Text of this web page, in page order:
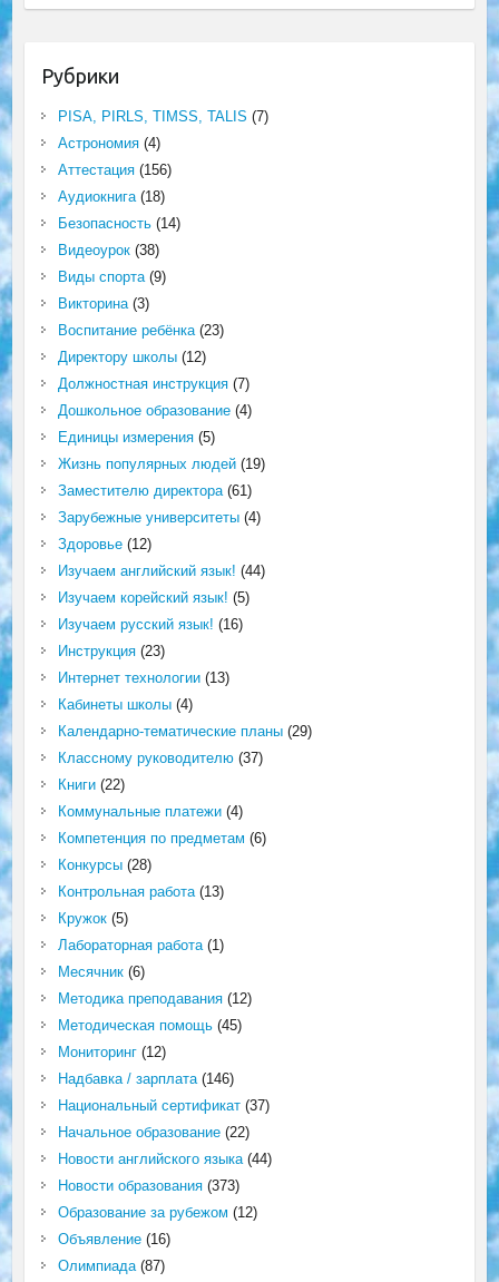
Рубрики
PISA, PIRLS, TIMSS, TALIS (7)
Астрономия(4)
Аттестация(156)
Аудиокнига(18)
Безопасность(14)
Видеоурок(38)
Виды спорта(9)
Викторина(3)
Воспитание ребёнка(23)
Директору школы(12)
Должностная инструкция(7)
Дошкольное образование(4)
Единицы измерения(5)
Жизнь популярных людей(19)
Заместителю директора(61)
Зарубежные университеты(4)
Здоровье(12)
Изучаем английский язык! (44)
Изучаем корейский язык! (5)
Изучаем русский язык! (16)
Инструкция(23)
Интернет технологии(13)
Кабинеты школы(4)
Календарно-тематические планы(29)
Классному руководителю(37)
Книги(22)
Коммунальные платежи(4)
Компетенция по предметам (6)
Конкурсы(28)
Контрольная работа(13)
Кружок(5)
Лабораторная работа(1)
Месячник(6)
Методика преподавания(12)
Методическая помощь(45)
Мониторинг(12)
Надбавка / зарплата(146)
Национальный сертификат(37)
Начальное образование(22)
Новости английского языка(44)
Новости образования(373)
Образование за рубежом (12)
Объявление(16)
Олимпиада(87)